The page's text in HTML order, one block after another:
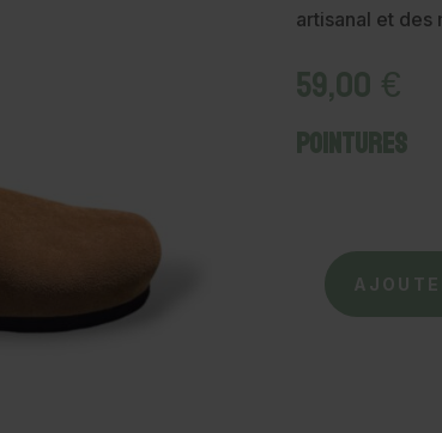
artisanal et des
59,00€
Pointures
quantité